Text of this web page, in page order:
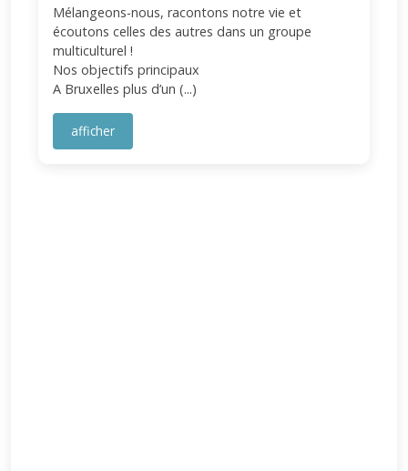
Mélangeons-nous, racontons notre vie et
écoutons celles des autres dans un groupe
multiculturel !
Nos objectifs principaux
A Bruxelles plus d’un (...)
afficher